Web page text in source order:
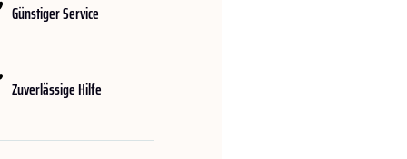
Günstiger Service
Zuverlässige Hilfe